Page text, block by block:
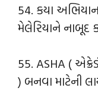
54. કયા
મેલેરિયાને નાબૂદ
55. ASHA (
) બનવા માટેની